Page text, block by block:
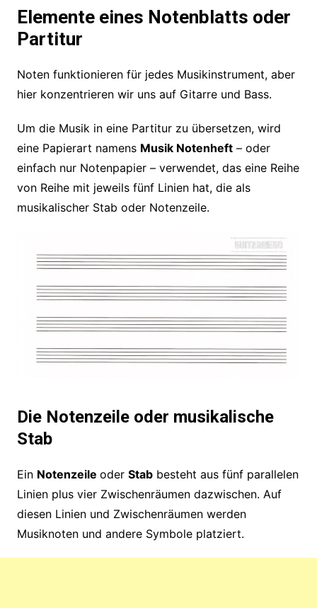
Elemente eines Notenblatts oder
Partitur
Noten funktionieren für jedes Musikinstrument, aber
hier konzentrieren wir uns auf Gitarre und Bass.
Um die Musik in eine Partitur zu übersetzen, wird
eine Papierart namens Musik Notenheft– oder
einfach nur Notenpapier – verwendet, das eine Reihe
von Reihe mit jeweils fünf Linien hat, die als
musikalischer Stab oder Notenzeile.
Die Notenzeile oder musikalische
Stab
Ein Notenzeile oder Stabbesteht aus fünf parallelen
Linien plus vier Zwischenräumen dazwischen. Auf
diesen Linien und Zwischenräumen werden
Musiknoten und andere Symbole platziert.